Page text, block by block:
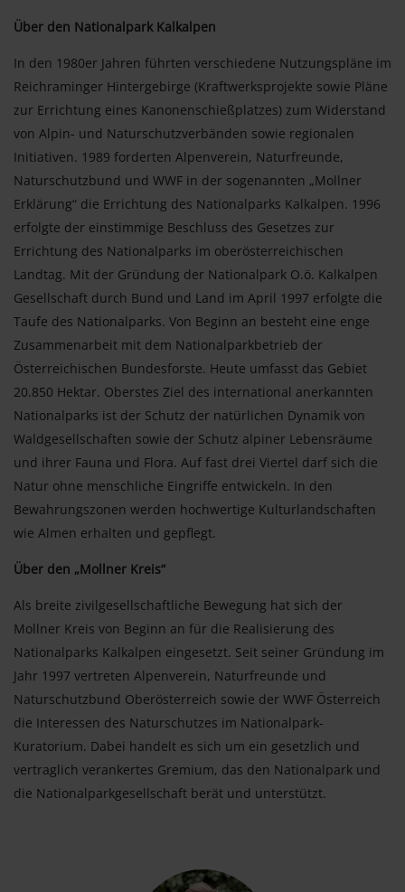
Über den Nationalpark Kalkalpen
In den 1980er Jahren führten verschiedene Nutzungspläne im
Reichraminger Hintergebirge (Kraftwerksprojekte sowie Pläne
zur Errichtung eines Kanonenschießplatzes) zum Widerstand
von Alpin- und Naturschutzverbänden sowie regionalen
Initiativen. 1989 forderten Alpenverein, Naturfreunde,
Naturschutzbund und WWF in der sogenannten „Mollner
Erklärung“ die Errichtung des Nationalparks Kalkalpen. 1996
erfolgte der einstimmige Beschluss des Gesetzes zur
Errichtung des Nationalparks im oberösterreichischen
Landtag. Mit der Gründung der Nationalpark O.ö. Kalkalpen
Gesellschaft durch Bund und Land im April 1997 erfolgte die
Taufe des Nationalparks. Von Beginn an besteht eine enge
Zusammenarbeit mit dem Nationalparkbetrieb der
Österreichischen Bundesforste. Heute umfasst das Gebiet
20.850 Hektar. Oberstes Ziel des international anerkannten
Nationalparks ist der Schutz der natürlichen Dynamik von
Waldgesellschaften sowie der Schutz alpiner Lebensräume
und ihrer Fauna und Flora. Auf fast drei Viertel darf sich die
Natur ohne menschliche Eingriffe entwickeln. In den
Bewahrungszonen werden hochwertige Kulturlandschaften
wie Almen erhalten und gepflegt.
Über den „Mollner Kreis“
Als breite zivilgesellschaftliche Bewegung hat sich der
Mollner Kreis von Beginn an für die Realisierung des
Nationalparks Kalkalpen eingesetzt. Seit seiner Gründung im
Jahr 1997 vertreten Alpenverein, Naturfreunde und
Naturschutzbund Oberösterreich sowie der WWF Österreich
die Interessen des Naturschutzes im Nationalpark-
Kuratorium. Dabei handelt es sich um ein gesetzlich und
vertraglich verankertes Gremium, das den Nationalpark und
die Nationalparkgesellschaft berät und unterstützt.